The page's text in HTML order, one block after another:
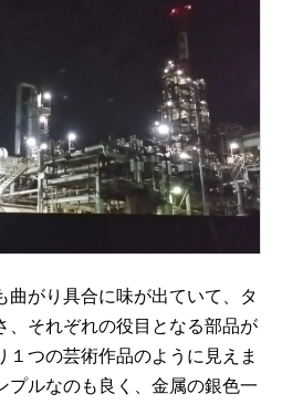
曲がり具合に味が出ていて、タ
、それぞれの役目となる部品が
１つの芸術作品のように見えま
プルなのも良く、金属の銀色一